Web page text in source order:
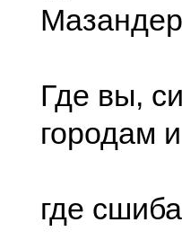
Где вы,
городам
где